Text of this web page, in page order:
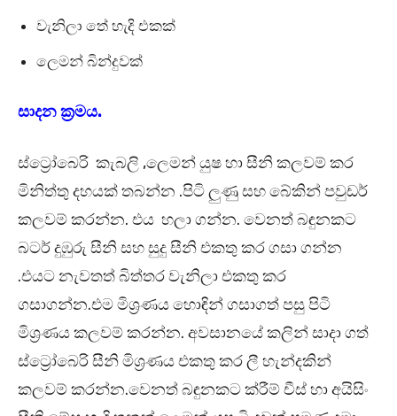
වැනිලා තේ හැදි එකක්
ලෙමන් බින්දුවක්
සාදන ක්‍රමය.
ස්ට්‍රෝබෙරි කැබලි ,ලෙමන් යුෂ හා සීනි කලවම් කර
මිනිත්තු දහයක් තබන්න .පිටි ලුණු සහ බේකින් පවුඩර්
කලවම් කරන්න. එය හලා ගන්න. වෙනත් බඳුනකට
බටර් දුඹුරු සීනි සහ සුදු සීනි එකතු කර ගසා ගන්න
.එයට නැවතත් බිත්තර වැනිලා එකතු කර
ගසාගන්න.එම මිශ්‍රණය හොඳින් ගසාගත් පසු පිටි
මිශ්‍රණය කලවම් කරන්න. අවසානයේ කලින් සාදා ගත්
ස්ට්‍රෝබෙරි සීනි මිශ්‍රණය එකතු කර ලී හැන්දකින්
කලවම් කරන්න.වෙනත් බඳුනකට ක්රීම් චීස් හා අයිසිං